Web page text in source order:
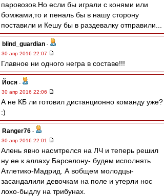
паровозов.Но если бы играли с конями или
бомжами,то и пеналь бы в нашу сторону
поставили и Кешу бы в раздевалку отправили...
blind_guardian -
30 апр 2016 22:07
Главное ни одного негра в составе!!!
Йося -
30 апр 2016 22:06
А не КБ ли готовил дистанционно команду уже?
:)
Ranger76 -
30 апр 2016 22:01
Алень явно насмтрелся на ЛЧ и теперь решил
ну ее к аллаху Барселону- будем исполнять
Атлетико-Мадрид. А вобщем молодцы-
засандалили девочкам на поле и утерли нос
лохо-быдлу на трибунах.